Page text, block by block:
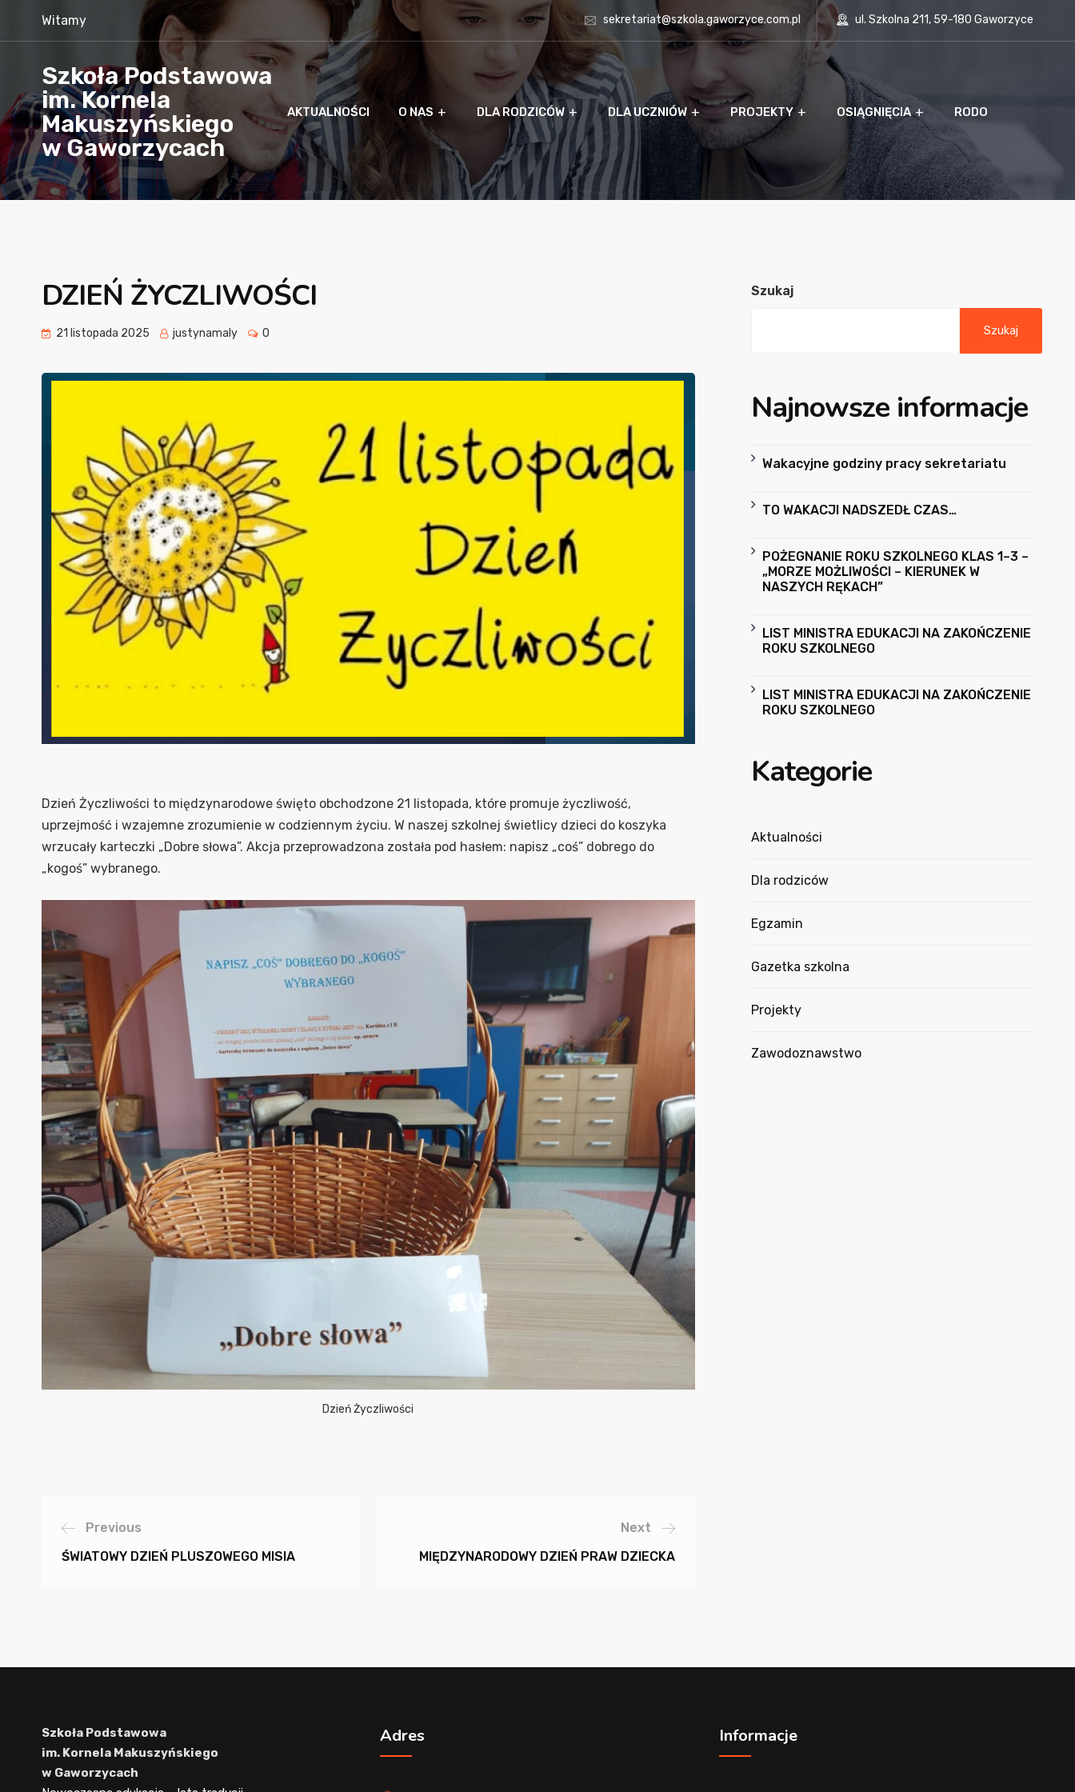
Witamy sekretariat@szkola.gaworzyce.com.pl ul. Szkolna 211, 59-180 Gaworzyce
Szkoła Podstawowa
im. Kornela
Makuszyńskiego
w Gaworzycach
AKTUALNOŚCI O NAS DLA RODZICÓW DLA UCZNIÓW PROJEKTY OSIĄGNIĘCIA RODO
DZIEŃ ŻYCZLIWOŚCI
21 listopada 2025 justynamaly 0
Dzień Życzliwości to międzynarodowe święto obchodzone 21 listopada, które promuje życzliwość,
uprzejmość i wzajemne zrozumienie w codziennym życiu. W naszej szkolnej świetlicy dzieci do koszyka
wrzucały karteczki „Dobre słowa”. Akcja przeprowadzona została pod hasłem: napisz „coś” dobrego do
„kogoś” wybranego.
Dzień Życzliwości
Previous
ŚWIATOWY DZIEŃ PLUSZOWEGO MISIA
Next
MIĘDZYNARODOWY DZIEŃ PRAW DZIECKA
Szukaj
Szukaj
Najnowsze informacje
Wakacyjne godziny pracy sekretariatu
TO WAKACJI NADSZEDŁ CZAS…
POŻEGNANIE ROKU SZKOLNEGO KLAS 1–3 –
„MORZE MOŻLIWOŚCI – KIERUNEK W
NASZYCH RĘKACH”
LIST MINISTRA EDUKACJI NA ZAKOŃCZENIE
ROKU SZKOLNEGO
LIST MINISTRA EDUKACJI NA ZAKOŃCZENIE
ROKU SZKOLNEGO
Kategorie
Aktualności
Dla rodziców
Egzamin
Gazetka szkolna
Projekty
Zawodoznawstwo
Szkoła Podstawowa
im. Kornela Makuszyńskiego
w Gaworzycach
Adres Informacje